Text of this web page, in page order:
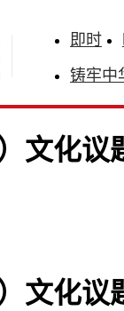
即时
铸牢中
文化议
文化议